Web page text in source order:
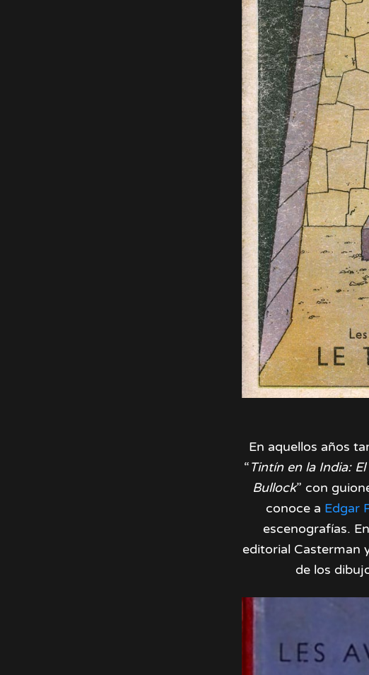
En aquellos años
“Tintín en la India:
Bullock” con
conoce a Edgar
escenografías.
editorial Casterman
de los